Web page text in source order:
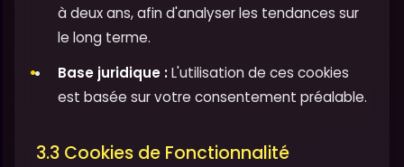
à deux ans, afin d'analyser les tendances sur
le long terme.
Base juridique :L'utilisation de ces cookies
est basée sur votre consentement préalable.
3.3 Cookies de Fonctionnalité